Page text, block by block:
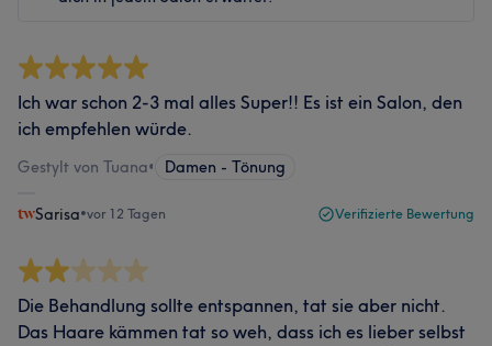
Ich war schon 2-3 mal alles Super!! Es ist ein Salon, den
ich empfehlen würde.
Gestylt von Tuana• Damen - Tönung
Sarisa•vor 12 Tagen Verifizierte Bewertung
Die Behandlung sollte entspannen, tat sie aber nicht.
Das Haare kämmen tat so weh, dass ich es lieber selbst